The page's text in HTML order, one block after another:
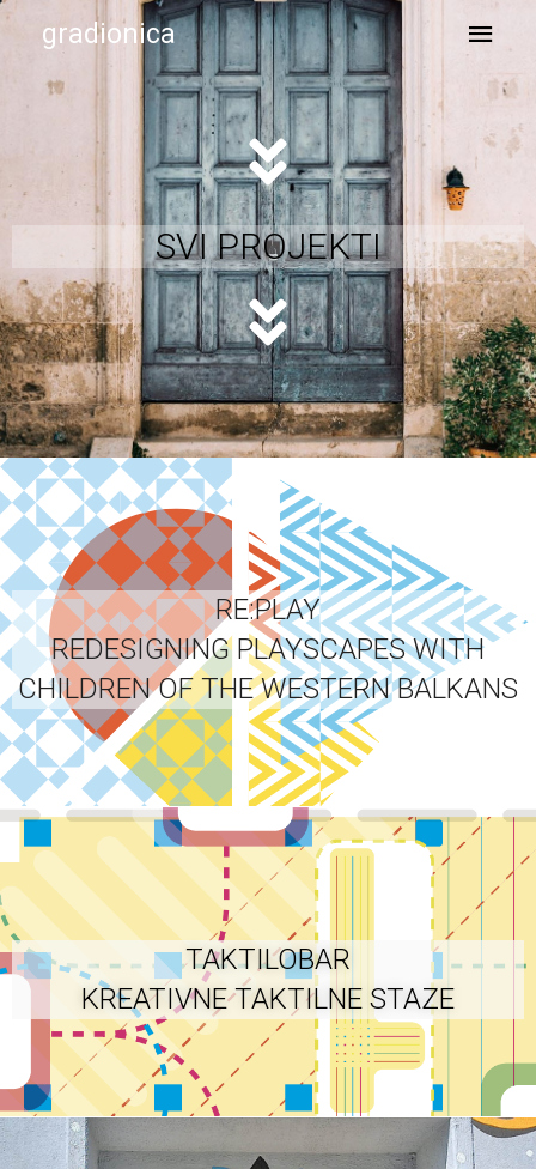
gradionica
SVI PROJEKTI
RE:PLAY
REDESIGNING PLAYSCAPES WITH
CHILDREN OF THE WESTERN BALKANS
TAKTILOBAR
KREATIVNE TAKTILNE STAZE